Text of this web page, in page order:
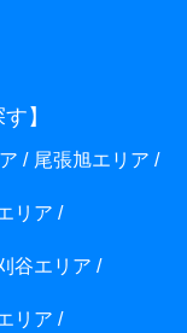
】
尾張旭エリア
リア
谷エリア
リア